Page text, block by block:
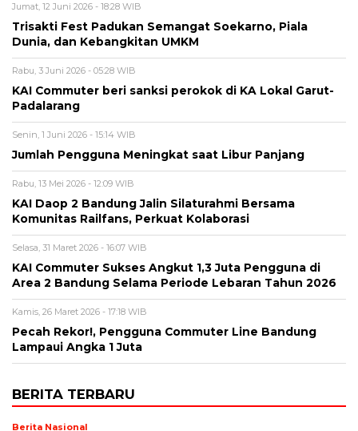
Jumat, 12 Juni 2026 - 18:28 WIB
Trisakti Fest Padukan Semangat Soekarno, Piala
Dunia, dan Kebangkitan UMKM
Rabu, 3 Juni 2026 - 05:28 WIB
KAI Commuter beri sanksi perokok di KA Lokal Garut-
Padalarang
Senin, 1 Juni 2026 - 15:14 WIB
Jumlah Pengguna Meningkat saat Libur Panjang
Rabu, 13 Mei 2026 - 12:09 WIB
KAI Daop 2 Bandung Jalin Silaturahmi Bersama
Komunitas Railfans, Perkuat Kolaborasi
Selasa, 31 Maret 2026 - 16:07 WIB
KAI Commuter Sukses Angkut 1,3 Juta Pengguna di
Area 2 Bandung Selama Periode Lebaran Tahun 2026
Kamis, 26 Maret 2026 - 17:18 WIB
Pecah Rekor!, Pengguna Commuter Line Bandung
Lampaui Angka 1 Juta
BERITA TERBARU
Berita Nasional